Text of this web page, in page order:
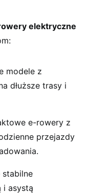
elektryczne
modele z
dłuższe trasy i
e-rowery z
przejazdy
stabilne
i asystą